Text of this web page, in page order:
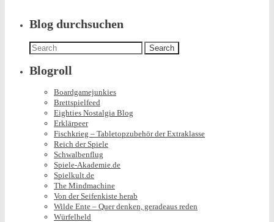
Blog durchsuchen
Search
for:
Blogroll
Boardgamejunkies
Brettspielfeed
Eighties Nostalgia Blog
Erklärpeer
Fischkrieg – Tabletopzubehör der Extraklasse
Reich der Spiele
Schwalbenflug
Spiele-Akademie.de
Spielkult.de
The Mindmachine
Von der Seifenkiste herab
Wilde Ente – Quer denken, geradeaus reden
Würfelheld